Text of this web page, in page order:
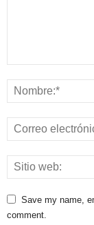
Save my name,
comment.